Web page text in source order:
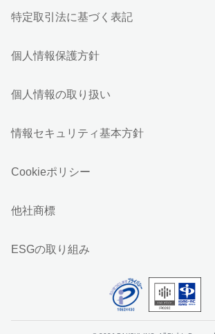
特定取引法に基づく表記
個人情報保護方針
個人情報の取り扱い
情報セキュリティ基本方針
Cookieポリシー
他社商標
ESGの取り組み